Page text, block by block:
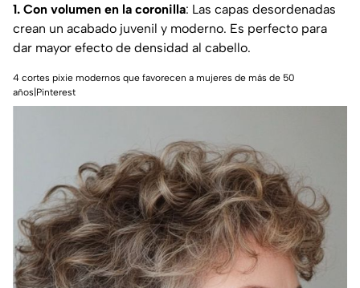
1. Con volumen en la coronilla: Las capas desordenadas
crean un acabado juvenil y moderno. Es perfecto para
dar mayor efecto de densidad al cabello.
4 cortes pixie modernos que favorecen a mujeres de más de 50
años|Pinterest